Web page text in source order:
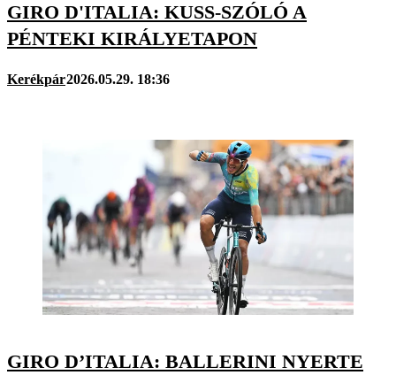
GIRO D'ITALIA: KUSS-SZÓLÓ A
PÉNTEKI KIRÁLYETAPON
Kerékpár2026.05.29. 18:36
GIRO D’ITALIA: BALLERINI NYERTE